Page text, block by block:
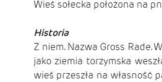
Wieś sołecka położona na
Historia
Z niem. Nazwa Gross
jako ziemia torzymska
wieś przeszła na własność